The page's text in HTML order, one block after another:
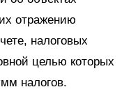
отражению
налоговых
целью которых
налогов.